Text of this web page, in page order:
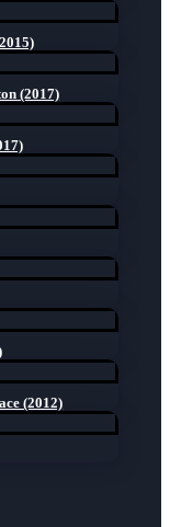
(2017)
(2012)